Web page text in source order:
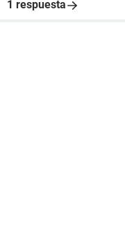
1 respuesta